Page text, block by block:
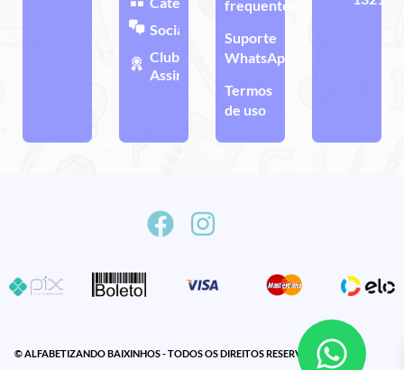
Sociais
Clube de
Assinatura
frequentes
Suporte
WhatsApp
Termos
de uso
© ALFABETIZANDO BAIXINHOS - TODOS OS DIREITOS RESERVADOS